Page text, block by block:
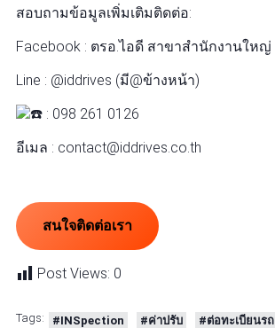
สอบถามข้อมูลเพิ่มเติมติดต่อ:
Facebook : ตรอ.ไอดี สาขาสำนักงานใหญ่
Line : @iddrives (มี@ข้างหน้า)
: 098 261 0126
อีเมล : contact@iddrives.co.th
สนใจติดต่อเรา
Post Views: 0
Tags: #INSpection #ค่าปรับ #ต่อทะเบียนรถ